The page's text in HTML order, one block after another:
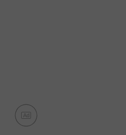
Ad